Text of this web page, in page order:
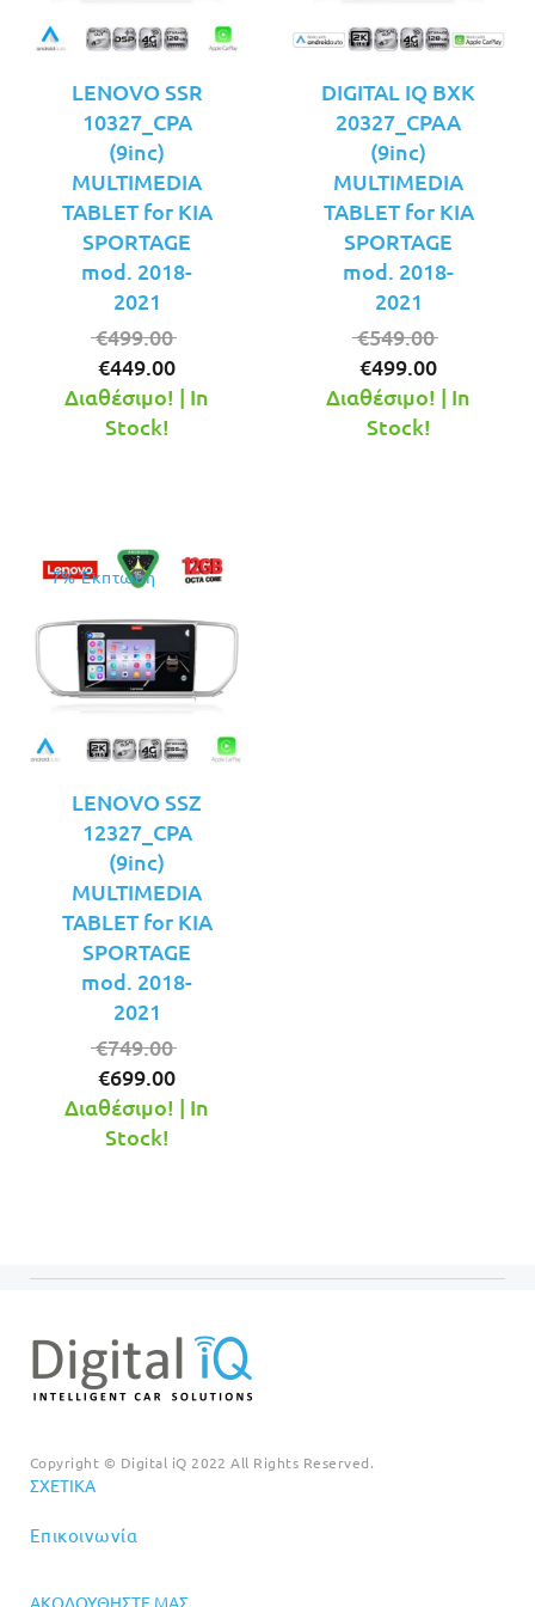
LENOVO SSR
10327_CPA
(9inc)
MULTIMEDIA
TABLET for KIA
SPORTAGE
mod. 2018-
2021
€499.00
was:
€449.00
τρέχουσα
Διαθέσιμο! | In
Stock!
DIGITAL IQ BXK
20327_CPAA
(9inc)
MULTIMEDIA
TABLET for KIA
SPORTAGE
mod. 2018-
2021
€549.00
was:
€499.00
τρέχουσα
Διαθέσιμο! | In
Stock!
7% Έκπτωση
LENOVO SSZ
12327_CPA
(9inc)
MULTIMEDIA
TABLET for KIA
SPORTAGE
mod. 2018-
2021
€749.00
was:
€699.00
τρέχουσα
Διαθέσιμο! | In
Stock!
Copyright © Digital iQ 2022 All Rights Reserved.
ΣΧΕΤΙΚΆ
Επικοινωνία
ΑΚΟΛΟΥΘΉΣΤΕ ΜΑΣ